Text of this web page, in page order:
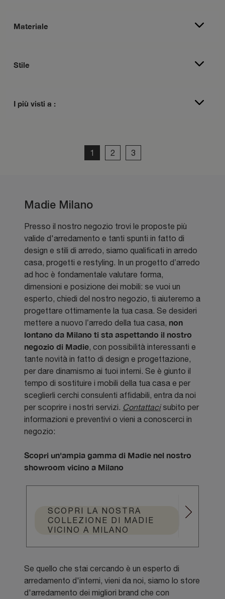
Materiale
Stile
I più visti a :
1 2 3
Madie Milano
Presso il nostro negozio trovi le proposte più
valide d'arredamento e tanti spunti in fatto di
design e stili di arredo, siamo qualificati in arredo
casa, progetti e restyling. In un progetto d’arredo
ad hoc è fondamentale valutare forma,
dimensioni e posizione dei mobili: se vuoi un
esperto, chiedi del nostro negozio, ti aiuteremo a
progettare ottimamente la tua casa. Se desideri
mettere a nuovo l’arredo della tua casa, non
lontano da Milano ti sta aspettando il nostro
negozio di Madie, con possibilità interessanti e
tante novità in fatto di design e progettazione,
per dare dinamismo ai tuoi interni. Se è giunto il
tempo di sostituire i mobili della tua casa e per
sceglierli cerchi consulenti affidabili, entra da noi
per scoprire i nostri servizi. Contattacisubito per
informazioni e preventivi o vieni a conoscerci in
negozio:
Scopri un'ampia gamma di Madie nel nostro
showroom vicino a Milano
SCOPRI LA NOSTRA
COLLEZIONE DI MADIE
VICINO A MILANO
Se quello che stai cercando è un esperto di
arredamento d'interni, vieni da noi, siamo lo store
d'arredamento dei migliori brand che con